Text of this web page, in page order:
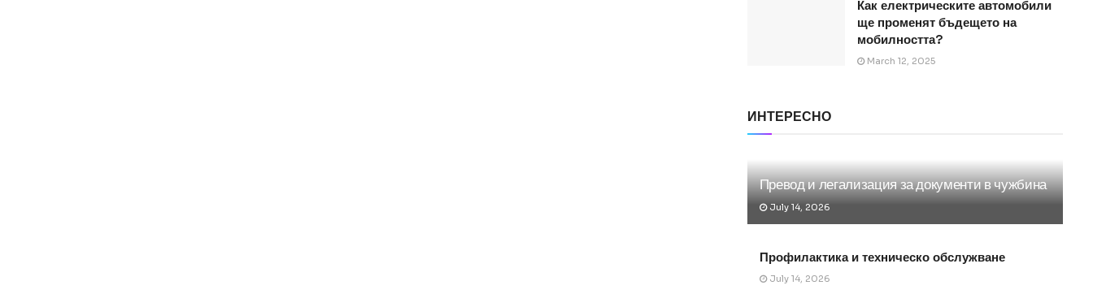
Как електрическите автомобили
ще променят бъдещето на
мобилността?
March 12, 2025
ИНТЕРЕСНО
Превод и легализация за документи в чужбина
July 14, 2026
Профилактика и техническо обслужване
July 14, 2026